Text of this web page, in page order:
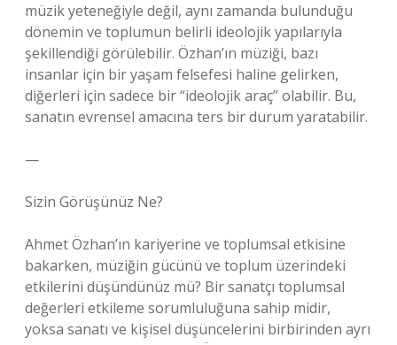
müzik yeteneğiyle değil, aynı zamanda bulunduğu
dönemin ve toplumun belirli ideolojik yapılarıyla
şekillendiği görülebilir. Özhan’ın müziği, bazı
insanlar için bir yaşam felsefesi haline gelirken,
diğerleri için sadece bir “ideolojik araç” olabilir. Bu,
sanatın evrensel amacına ters bir durum yaratabilir.
—
Sizin Görüşünüz Ne?
Ahmet Özhan’ın kariyerine ve toplumsal etkisine
bakarken, müziğin gücünü ve toplum üzerindeki
etkilerini düşündünüz mü? Bir sanatçı toplumsal
değerleri etkileme sorumluluğuna sahip midir,
yoksa sanatı ve kişisel düşüncelerini birbirinden ayrı